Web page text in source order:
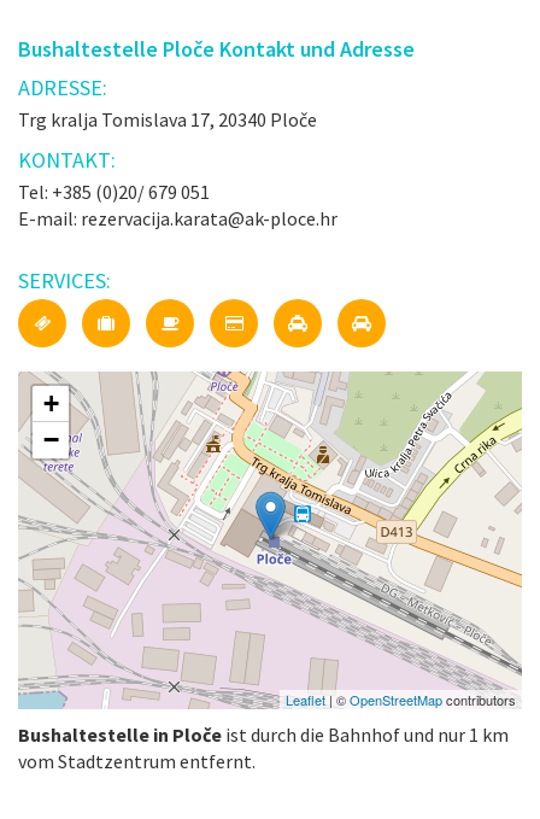
Bushaltestelle Ploče Kontakt und Adresse
ADRESSE:
Trg kralja Tomislava 17, 20340 Ploče
KONTAKT:
Tel: +385 (0)20/ 679 051
E-mail: rezervacija.karata@ak-ploce.hr
SERVICES:
+
−
Leaflet | ©OpenStreetMapcontributors
Bushaltestelle in Ploče ist durch die Bahnhof und nur 1 km
vom Stadtzentrum entfernt.